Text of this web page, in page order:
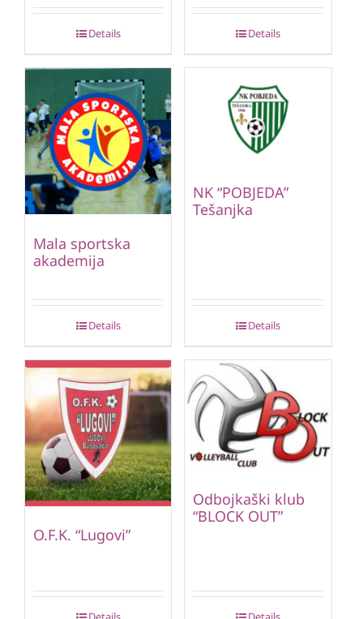
Details Details
Mala sportska
akademija
Details
NK “POBJEDA”
Tešanjka
Details
O.F.K. “Lugovi”
Odbojkaški klub
“BLOCK OUT”